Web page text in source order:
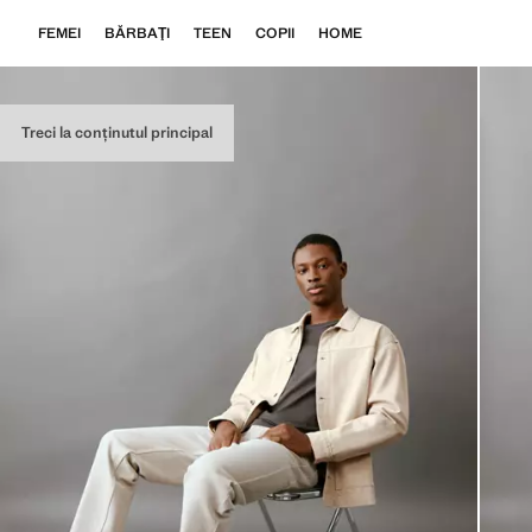
Treci la conținutul principal
FEMEI BĂRBAŢI TEEN COPII HOME